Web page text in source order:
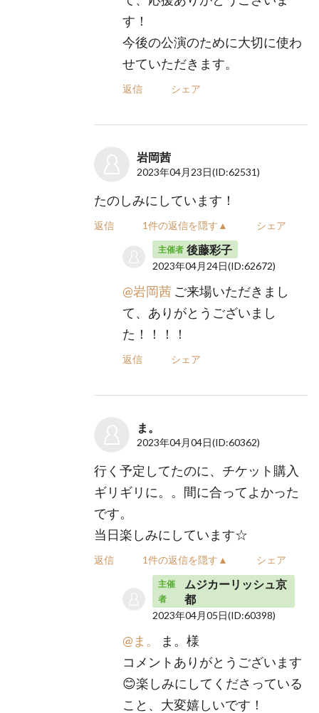
す！
今後の公演のために大切に使わ
せていただきます。
返信 シェア
岩岡茜
2023年04月23日(ID:62531)
たのしみにしています！
返信 1件の返信を隠す▲ シェア
主催者 後藤彩子
2023年04月24日(ID:62672)
@岩岡茜 ご来場いただきまし
て、ありがとうございまし
た！！！！
返信 シェア
ま。
2023年04月04日(ID:60362)
行く予定してたのに、チケット購入
ギリギリに。。間に合ってよかった
です。
当日楽しみにしています☆
返信 1件の返信を隠す▲ シェア
主催
者
ムジカーリッシュ京
都
2023年04月05日(ID:60398)
@ま。
ま。様
コメントありがとうございます
😊楽しみにしてくださっている
こと、大変嬉しいです！